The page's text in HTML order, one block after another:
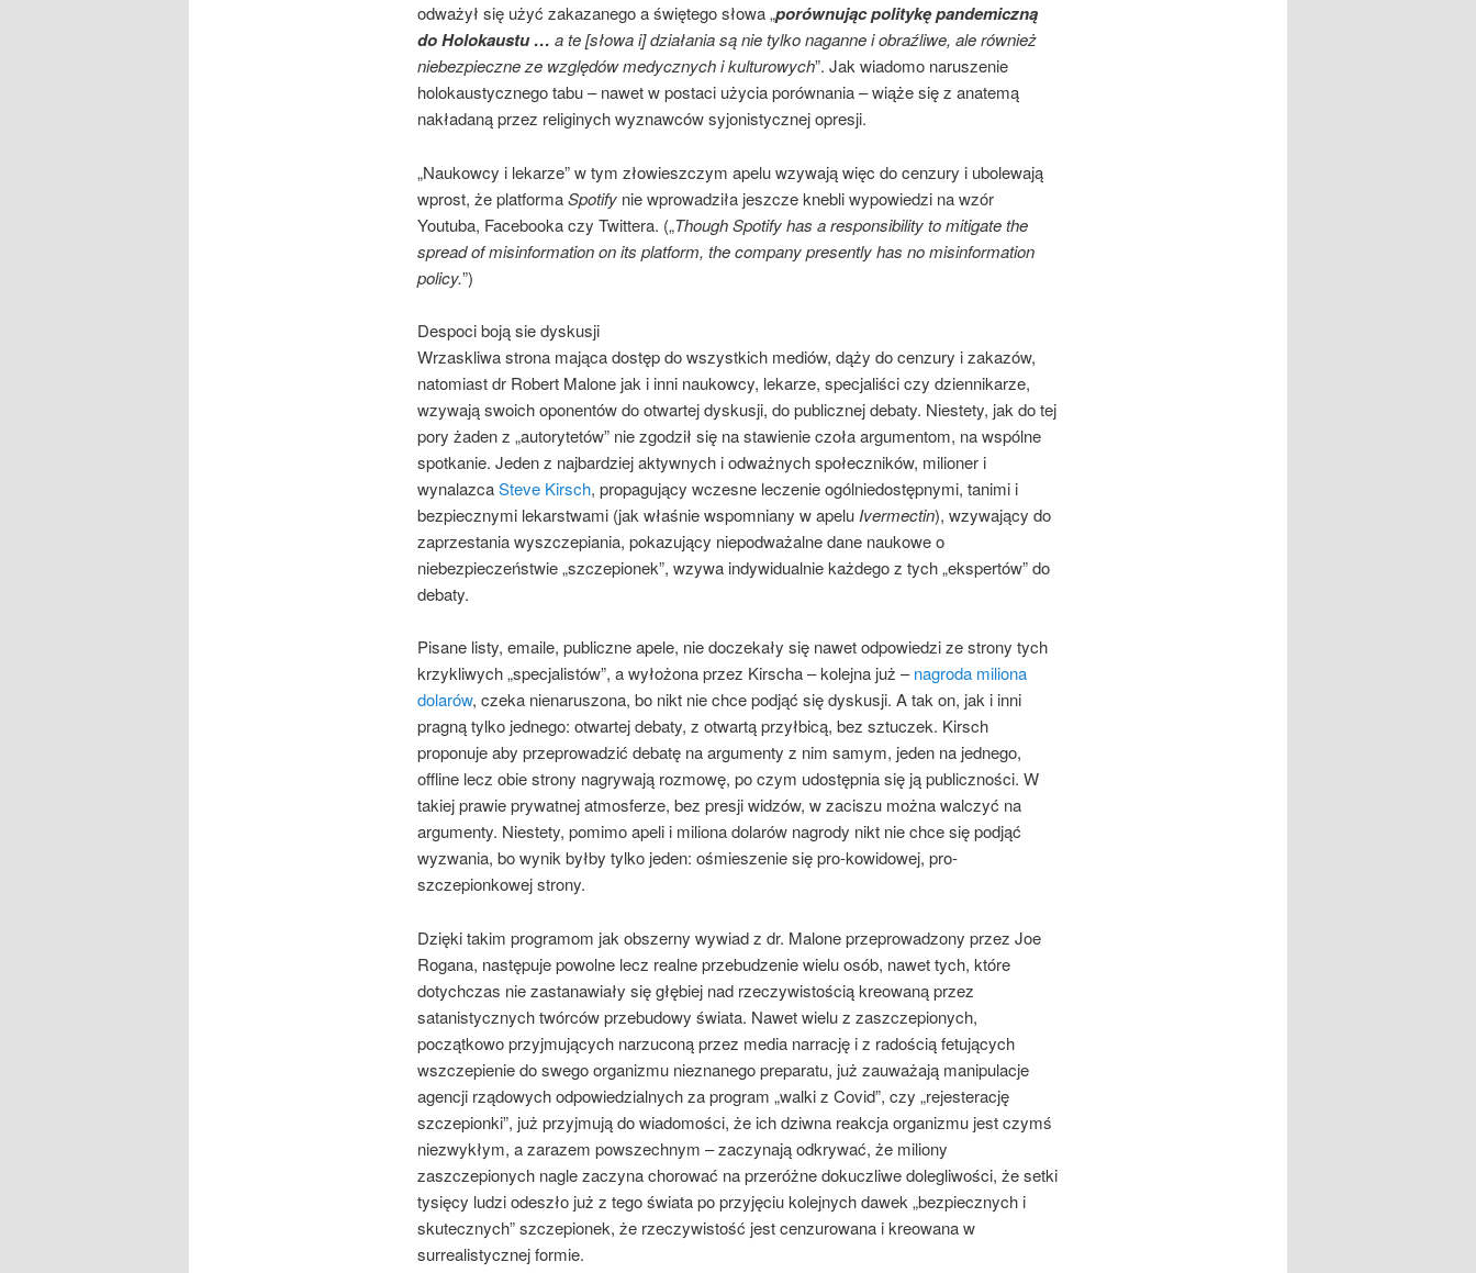
odważył się użyć zakazanego a świętego słowa „porównując politykę pandemiczną
do Holokaustu … a te [słowa i] działania są nie tylko naganne i obraźliwe, ale również
niebezpieczne ze względów medycznych i kulturowych”. Jak wiadomo naruszenie
holokaustycznego tabu – nawet w postaci użycia porównania – wiąże się z anatemą
nakładaną przez religinych wyznawców syjonistycznej opresji.
„Naukowcy i lekarze” w tym złowieszczym apelu wzywają więc do cenzury i ubolewają
wprost, że platformaSpotifynie wprowadziła jeszcze knebli wypowiedzi na wzór
Youtuba, Facebooka czy Twittera. („Though Spotify has a responsibility to mitigate the
spread of misinformation on its platform, the company presently has no misinformation
policy.”)
Despoci boją sie dyskusji
Wrzaskliwa strona mająca dostęp do wszystkich mediów, dąży do cenzury i zakazów,
natomiast dr Robert Malone jak i inni naukowcy, lekarze, specjaliści czy dziennikarze,
wzywają swoich oponentów do otwartej dyskusji, do publicznej debaty. Niestety, jak do tej
pory żaden z „autorytetów” nie zgodził się na stawienie czoła argumentom, na wspólne
spotkanie. Jeden z najbardziej aktywnych i odważnych społeczników, milioner i
wynalazcaSteve Kirsch, propagujący wczesne leczenie ogólniedostępnymi, tanimi i
bezpiecznymi lekarstwami (jak właśnie wspomniany w apelu Ivermectin), wzywający do
zaprzestania wyszczepiania, pokazujący niepodważalne dane naukowe o
niebezpieczeństwie „szczepionek”, wzywa indywidualnie każdego z tych „ekspertów” do
debaty.
Pisane listy, emaile, publiczne apele, nie doczekały się nawet odpowiedzi ze strony tych
krzykliwych „specjalistów”, a wyłożona przez Kirscha – kolejna już –nagroda miliona
dolarów, czeka nienaruszona, bo nikt nie chce podjąć się dyskusji. A tak on, jak i inni
pragną tylko jednego: otwartej debaty, z otwartą przyłbicą, bez sztuczek. Kirsch
proponuje aby przeprowadzić debatę na argumenty z nim samym, jeden na jednego,
offline lecz obie strony nagrywają rozmowę, po czym udostępnia się ją publiczności. W
takiej prawie prywatnej atmosferze, bez presji widzów, w zaciszu można walczyć na
argumenty. Niestety, pomimo apeli i miliona dolarów nagrody nikt nie chce się podjąć
wyzwania, bo wynik byłby tylko jeden: ośmieszenie się pro-kowidowej, pro-
szczepionkowej strony.
Dzięki takim programom jak obszerny wywiad z dr. Malone przeprowadzony przez Joe
Rogana, następuje powolne lecz realne przebudzenie wielu osób, nawet tych, które
dotychczas nie zastanawiały się głębiej nad rzeczywistością kreowaną przez
satanistycznych twórców przebudowy świata. Nawet wielu z zaszczepionych,
początkowo przyjmujących narzuconą przez media narrację i z radością fetujących
wszczepienie do swego organizmu nieznanego preparatu, już zauważają manipulacje
agencji rządowych odpowiedzialnych za program „walki z Covid”, czy „rejesterację
szczepionki”, już przyjmują do wiadomości, że ich dziwna reakcja organizmu jest czymś
niezwykłym, a zarazem powszechnym – zaczynają odkrywać, że miliony
zaszczepionych nagle zaczyna chorować na przeróżne dokuczliwe dolegliwości, że setki
tysięcy ludzi odeszło już z tego świata po przyjęciu kolejnych dawek „bezpiecznych i
skutecznych” szczepionek, że rzeczywistość jest cenzurowana i kreowana w
surrealistycznej formie.